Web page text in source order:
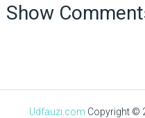
Show
Udfauzi.com Copyright ©